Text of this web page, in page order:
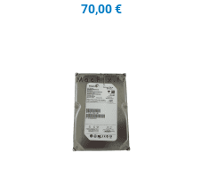
70,00 €
Add to Compare